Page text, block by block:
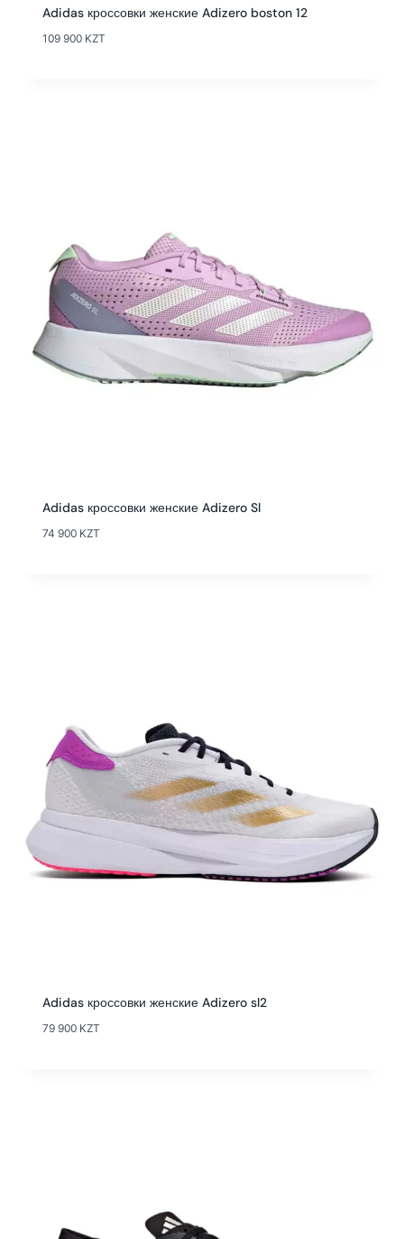
Adidas кроссовки женские Adizero boston 12
109 900 KZT
Adidas кроссовки женские Adizero Sl
74 900 KZT
Adidas кроссовки женские Adizero sl2
79 900 KZT